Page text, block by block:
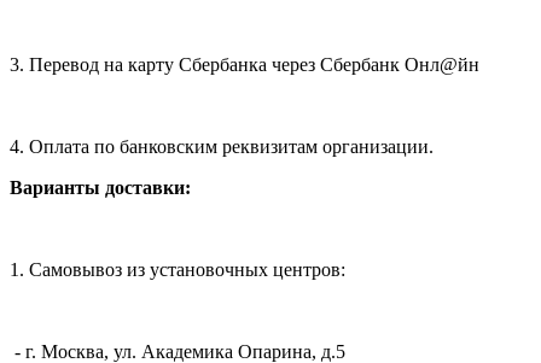
3. Перевод на карту Сбербанка через Сбербанк Онл@йн
4. Оплата по банковским реквизитам организации.
Варианты доставки:
1. Самовывоз из установочных центров:
- г. Москва, ул. Академика Опарина, д.5